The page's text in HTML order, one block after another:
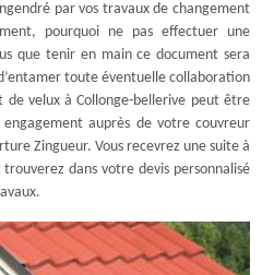
par vos travaux de changement
pourquoi ne pas effectuer une
que tenir en main ce document sera
toute éventuelle collaboration
de velux à Collonge-bellerive peut être
auprès de votre couvreur
Zingueur. Vous recevrez une suite à
dans votre devis personnalisé